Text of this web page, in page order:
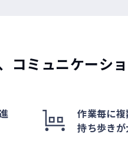
コミュニケーシ
作業毎に
持ち歩き